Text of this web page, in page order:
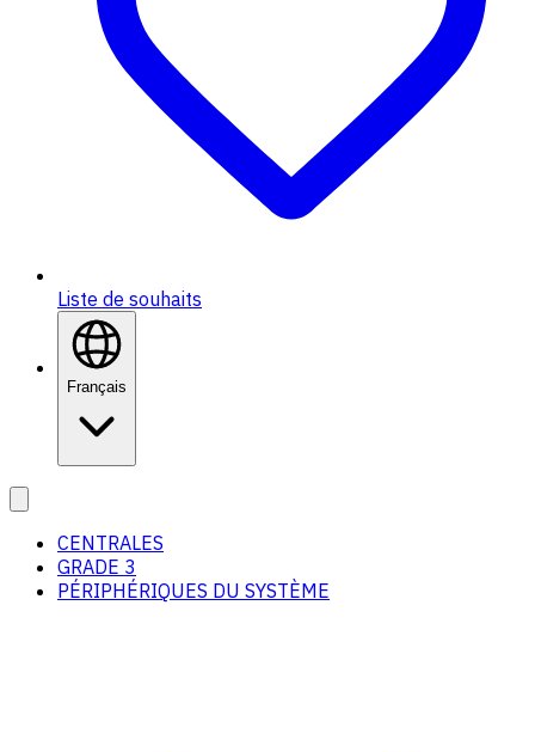
Liste de souhaits
Français
CENTRALES
GRADE 3
PÉRIPHÉRIQUES DU SYSTÈME